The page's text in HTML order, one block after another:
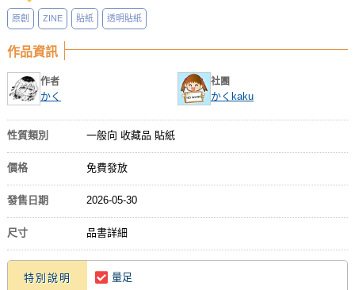
原創 ZINE 貼紙 透明貼紙
作品資訊
作者
かく
社團
かくkaku
性質類別 一般向 收藏品 貼紙
價格 免費發放
發售日期 2026-05-30
尺寸 品書詳細
特別說明 量足